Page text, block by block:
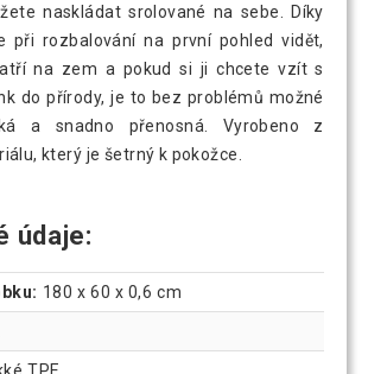
naskládat srolované na sebe. Díky
při rozbalování na první pohled vidět,
na zem a pokud si ji chcete vzít s
do přírody, je to bez problémů možné
a snadno přenosná. Vyrobeno z
který je šetrný k pokožce.
údaje:
180 x 60 x 0,6 cm